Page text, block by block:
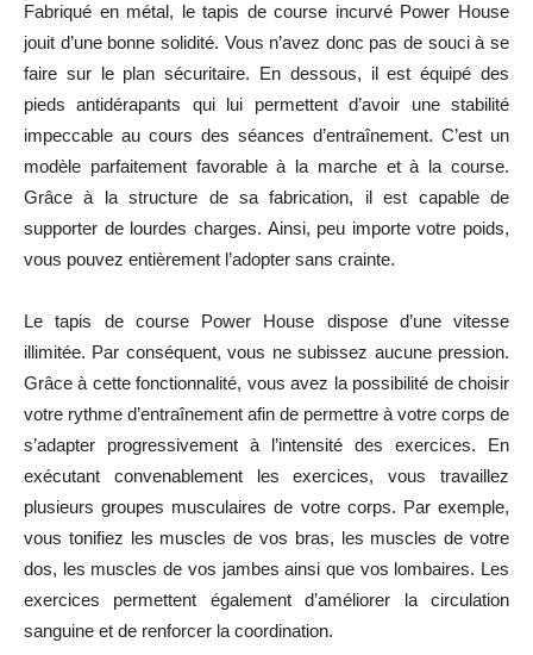
Fabriqué en métal, le tapis de course incurvé Power House
jouit d’une bonne solidité. Vous n’avez donc pas de souci à se
faire sur le plan sécuritaire. En dessous, il est équipé des
pieds antidérapants qui lui permettent d’avoir une stabilité
impeccable au cours des séances d’entraînement. C’est un
modèle parfaitement favorable à la marche et à la course.
Grâce à la structure de sa fabrication, il est capable de
supporter de lourdes charges. Ainsi, peu importe votre poids,
vous pouvez entièrement l’adopter sans crainte.
Le tapis de course Power House dispose d’une vitesse
illimitée. Par conséquent, vous ne subissez aucune pression.
Grâce à cette fonctionnalité, vous avez la possibilité de choisir
votre rythme d’entraînement afin de permettre à votre corps de
s’adapter progressivement à l’intensité des exercices. En
exécutant convenablement les exercices, vous travaillez
plusieurs groupes musculaires de votre corps. Par exemple,
vous tonifiez les muscles de vos bras, les muscles de votre
dos, les muscles de vos jambes ainsi que vos lombaires. Les
exercices permettent également d’améliorer la circulation
sanguine et de renforcer la coordination.